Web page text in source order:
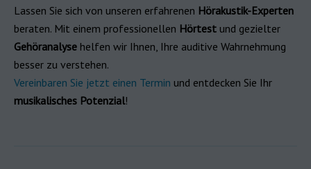
Lassen Sie sich von unseren erfahrenen Hörakustik-Experten
beraten. Mit einem professionellen Hörtest und gezielter
Gehöranalyse helfen wir Ihnen, Ihre auditive Wahrnehmung
besser zu verstehen.
Vereinbaren Sie jetzt einen Termin und entdecken Sie Ihr
musikalisches Potenzial!